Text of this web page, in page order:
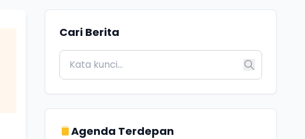
Cari Berita
Agenda Terdepan